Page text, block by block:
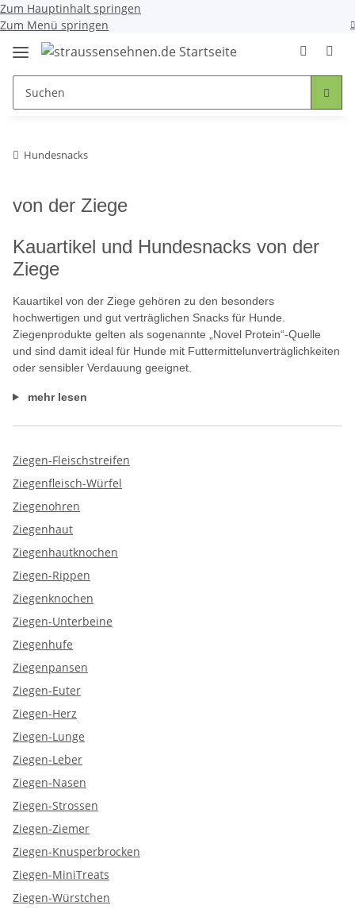
Zum Hauptinhalt springen
Zum Menü springen
Hundesnacks
von der Ziege
Kauartikel und Hundesnacks von der
Ziege
Kauartikel von der Ziege gehören zu den besonders
hochwertigen und gut verträglichen Snacks für Hunde.
Ziegenprodukte gelten als sogenannte „Novel Protein“-Quelle
und sind damit ideal für Hunde mit Futtermittelunverträglichkeiten
oder sensibler Verdauung geeignet.
mehr lesen
Ziegen-Fleischstreifen
Ziegenfleisch-Würfel
Ziegenohren
Ziegenhaut
Ziegenhautknochen
Ziegen-Rippen
Ziegenknochen
Ziegen-Unterbeine
Ziegenhufe
Ziegenpansen
Ziegen-Euter
Ziegen-Herz
Ziegen-Lunge
Ziegen-Leber
Ziegen-Nasen
Ziegen-Strossen
Ziegen-Ziemer
Ziegen-Knusperbrocken
Ziegen-MiniTreats
Ziegen-Würstchen